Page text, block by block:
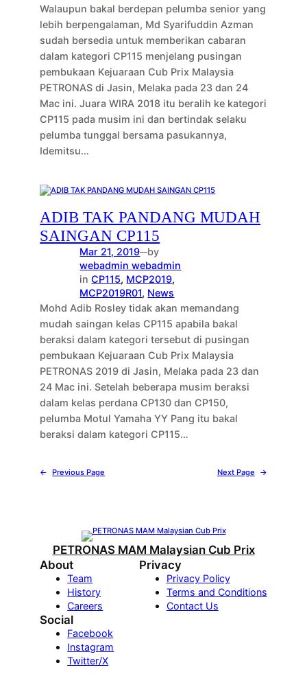
Walaupun bakal berdepan pelumba senior yang
lebih berpengalaman, Md Syarifuddin Azman
sudah bersedia untuk memberikan cabaran
dalam kategori CP115 menjelang pusingan
pembukaan Kejuaraan Cub Prix Malaysia
PETRONAS di Jasin, Melaka pada 23 dan 24
Mac ini. Juara WIRA 2018 itu beralih ke kategori
CP115 pada musim ini dan bertindak selaku
pelumba tunggal bersama pasukannya,
Idemitsu…
ADIB TAK PANDANG MUDAH
SAINGAN CP115
Mar 21, 2019—by
webadmin webadmin
inCP115, MCP2019
MCP2019R01, News
Mohd Adib Rosley tidak akan memandang
mudah saingan kelas CP115 apabila bakal
beraksi dalam kategori tersebut di pusingan
pembukaan Kejuaraan Cub Prix Malaysia
PETRONAS 2019 di Jasin, Melaka pada 23 dan
24 Mac ini. Setelah beberapa musim beraksi
dalam kelas perdana CP130 dan CP150,
pelumba Motul Yamaha YY Pang itu bakal
beraksi dalam kategori CP115…
← Previous Page Next Page →
PETRONAS MAM Malaysian Cub Prix
About
Team
History
Careers
Privacy
Privacy Policy
Terms and Conditions
Contact Us
Social
Facebook
Instagram
Twitter/X